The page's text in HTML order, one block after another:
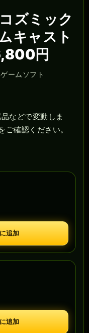
ズミック
キャスト
円
ームソフト
などで変動しま
ご確認ください。
追加
追加